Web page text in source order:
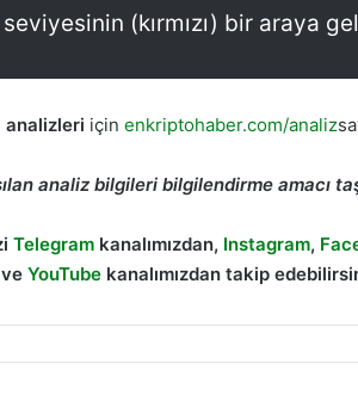
(kırmızı) bir araya
analizleri için enkriptohaber.com/analiz
analiz bilgileri bilgilendirme amacı
Telegram kanalımızdan, Instagram,
YouTube kanalımızdan takip